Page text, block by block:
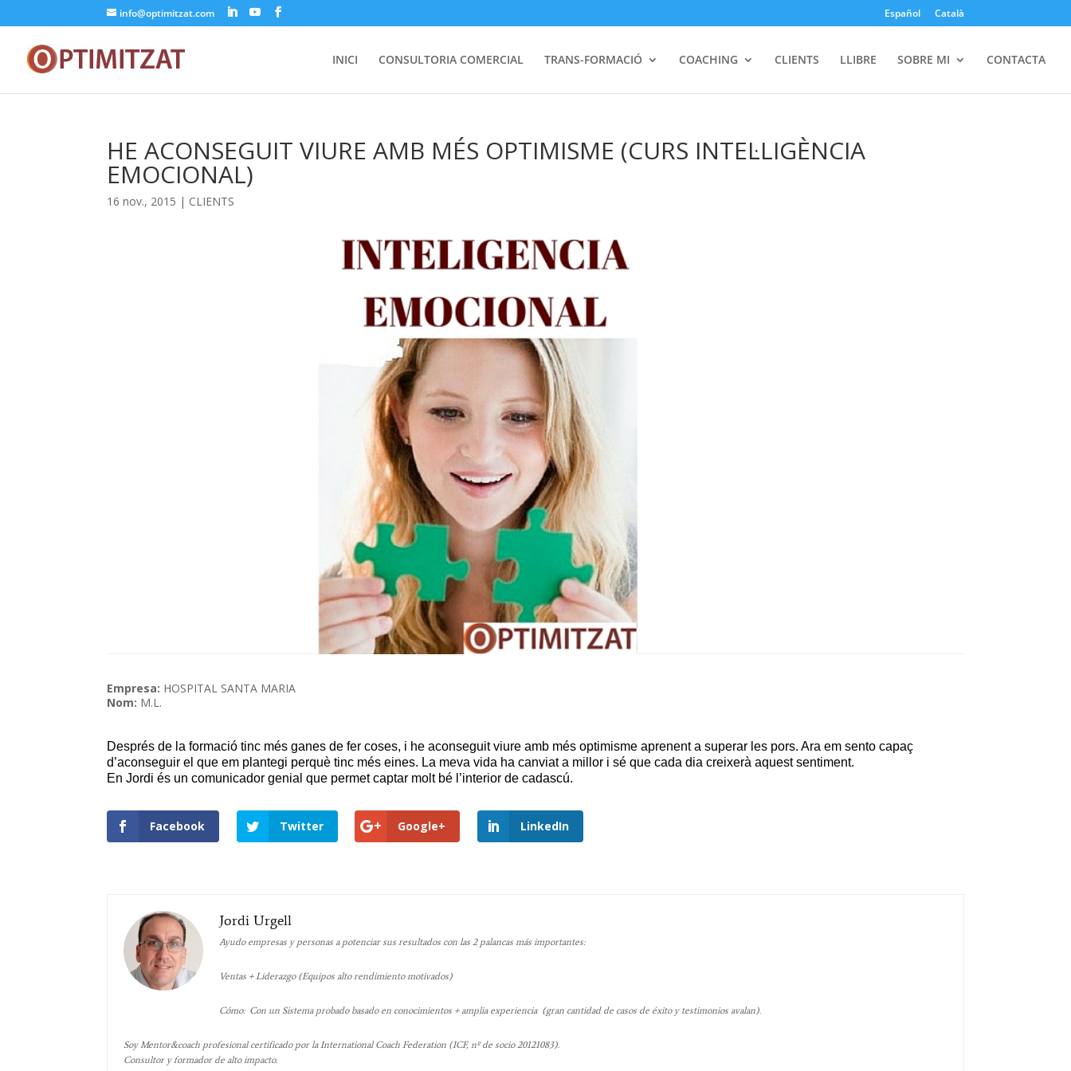
info@optimitzat.com Español Català
INICI CONSULTORIA COMERCIAL TRANS-FORMACIÓ COACHING CLIENTS LLIBRE SOBRE MI CONTACTA
HE ACONSEGUIT VIURE AMB MÉS OPTIMISME (CURS INTEL·LIGÈNCIA
EMOCIONAL)
16 nov., 2015 | CLIENTS
Empresa: HOSPITAL SANTA MARIA
Nom: M.L.
Després de la formació tinc més ganes de fer coses, i he aconseguit viure amb més optimisme aprenent a superar les pors.Ara em sento capaç
d’aconseguir el que em plantegi perquè tinc més eines. La meva vida ha canviat a millor i sé que cada dia creixerà aquest sentiment.
En Jordi és un comunicador genial que permet captar molt bé l’interior de cadascú.
Facebook Twitter Google+ LinkedIn
Jordi Urgell
Ayudo empresas y personas a potenciar sus resultados con las 2 palancas más importantes:
Ventas + Liderazgo (Equipos alto rendimiento motivados)
Cómo: Con un Sistema probado basado en conocimientos + amplia experiencia (gran cantidad de casos de éxito y testimonios avalan).
Soy Mentor&coach profesional certificado por la International Coach Federation (ICF, nº de socio 20121083).
Consultor y formador de alto impacto.